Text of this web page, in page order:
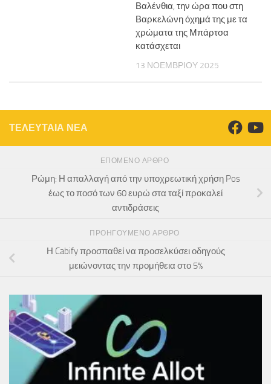
Βαλένθια, την ώρα που στη
Βαρκελώνη όχημά της με τα
χρώματα της Μπάρτσα
κατάσχεται
13 ΝΟΕΜΒΡΊΟΥ 2025
ΤΕΛΕΥΤΑΙΑ ΝΕΑ
ΕΠΌΜΕΝΟ ΆΡΘΡΟ
Ρώμη: Η απαλλαγή από την υποχρεωτική χρήση Pos
έως το ποσό των 60 ευρώ στα ταξί προκαλεί
αντιδράσεις
ΠΡΟΗΓΟΎΜΕΝΟ ΆΡΘΡΟ
Η Cabify προσπαθεί να προσελκύσει οδηγούς
μειώνοντας την προμήθεια στο 5%